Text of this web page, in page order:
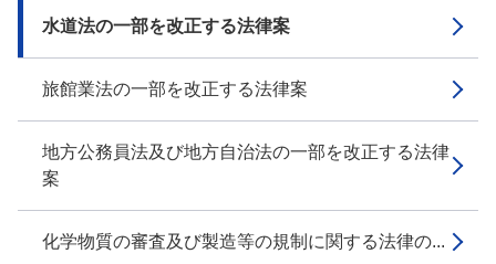
水道法の一部を改正する法律案
旅館業法の一部を改正する法律案
地方公務員法及び地方自治法の一部を改正する法律
案
化学物質の審査及び製造等の規制に関する法律の...